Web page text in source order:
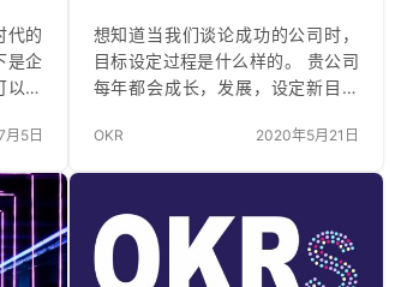
代的
是企
以采
所有
。
以更
而实
行流
5日
想知道当我们谈论成功的公司时，
目标设定过程是什么样的。 贵公司
每年都会成长，发展，设定新目标
司正在使用目标设定系统，而不是
有机会进行雄心勃勃的思考，专注
于基本事物并将日常任务传递到后
台。 如果您想将自己的品牌提升到
OKR 2020年5月21日